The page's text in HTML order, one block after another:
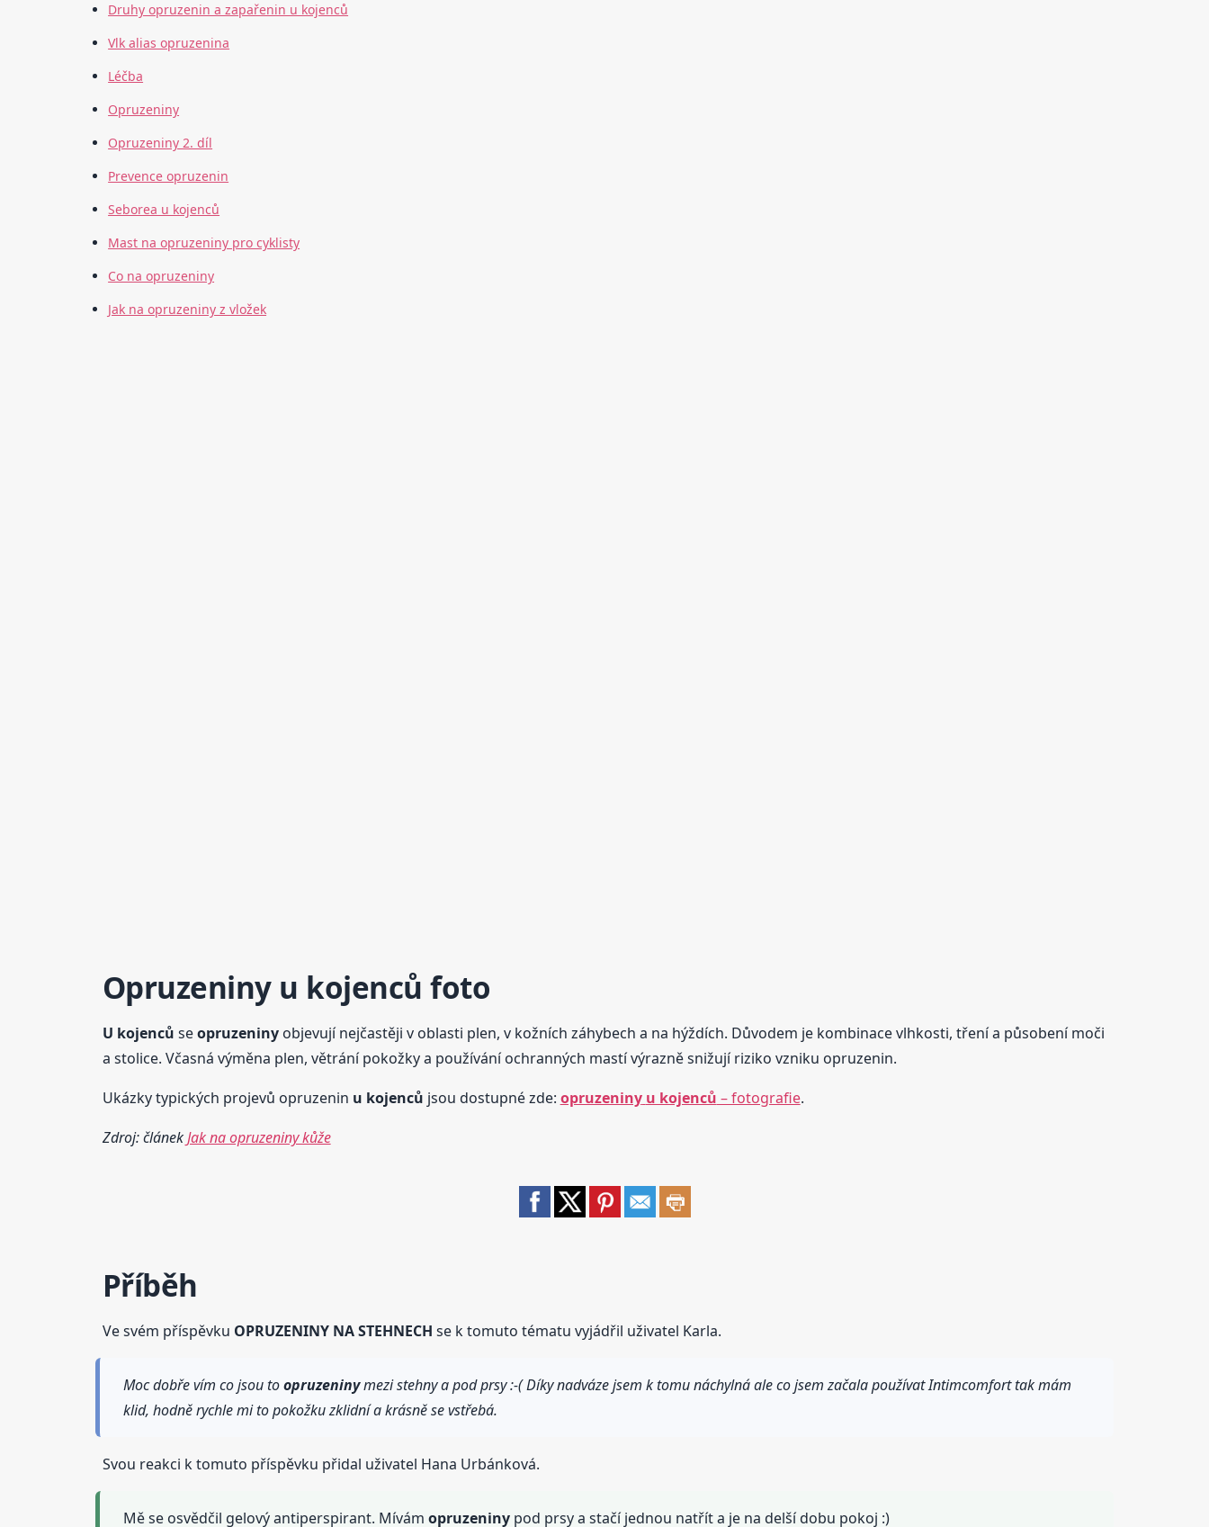
Druhy opruzenin a zapařenin u kojenců
Vlk alias opruzenina
Léčba
Opruzeniny
Opruzeniny 2. díl
Prevence opruzenin
Seborea u kojenců
Mast na opruzeniny pro cyklisty
Co na opruzeniny
Jak na opruzeniny z vložek
Opruzeniny u kojenců foto
U kojenců seopruzeninyobjevují nejčastěji v oblasti plen, v kožních záhybech a na hýždích. Důvodem je kombinace vlhkosti, tření a působení moči
a stolice. Včasná výměna plen, větrání pokožky a používání ochranných mastí výrazně snižují riziko vzniku opruzenin.
Ukázky typických projevů opruzenin u kojenců jsou dostupné zde: opruzeniny u kojenců – fotografie.
Zdroj: článekJak na opruzeniny kůže
Příběh
Ve svém příspěvku OPRUZENINY NA STEHNECH se k tomuto tématu vyjádřil uživatel Karla.
Moc dobře vím co jsou toopruzeninymezi stehny a pod prsy :-( Díky nadváze jsem k tomu náchylná ale co jsem začala používat Intimcomfort tak mám
klid, hodně rychle mi to pokožku zklidní a krásně se vstřebá.
Svou reakci k tomuto příspěvku přidal uživatel Hana Urbánková.
Mě se osvědčil gelový antiperspirant. Mívám opruzeninypod prsy a stačí jednou natřít a je na delší dobu pokoj :)